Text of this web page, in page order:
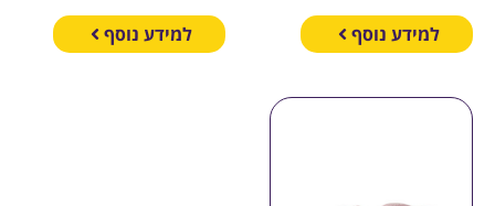
נוסף למידע נוסף